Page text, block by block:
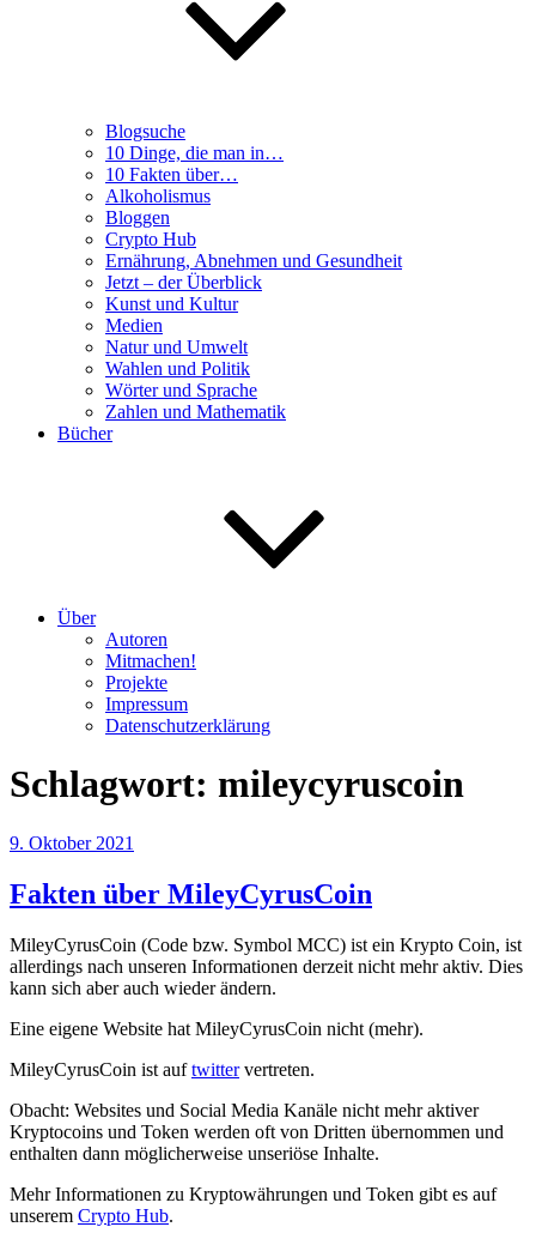
Blogsuche
10 Dinge, die man in…
10 Fakten über…
Alkoholismus
Bloggen
Crypto Hub
Ernährung, Abnehmen und Gesundheit
Jetzt – der Überblick
Kunst und Kultur
Medien
Natur und Umwelt
Wahlen und Politik
Wörter und Sprache
Zahlen und Mathematik
Bücher
Über
Autoren
Mitmachen!
Projekte
Impressum
Datenschutzerklärung
Schlagwort: mileycyruscoin
Veröffentlicht
9. Oktober 2021
Fakten über MileyCyrusCoin
MileyCyrusCoin (Code bzw. Symbol MCC) ist ein Krypto Coin, ist
allerdings nach unseren Informationen derzeit nicht mehr aktiv. Dies
kann sich aber auch wieder ändern.
Eine eigene Website hat MileyCyrusCoin nicht (mehr).
MileyCyrusCoin ist auftwittervertreten.
Obacht: Websites und Social Media Kanäle nicht mehr aktiver
Kryptocoins und Token werden oft von Dritten übernommen und
enthalten dann möglicherweise unseriöse Inhalte.
Mehr Informationen zu Kryptowährungen und Token gibt es auf
unserem Crypto Hub.